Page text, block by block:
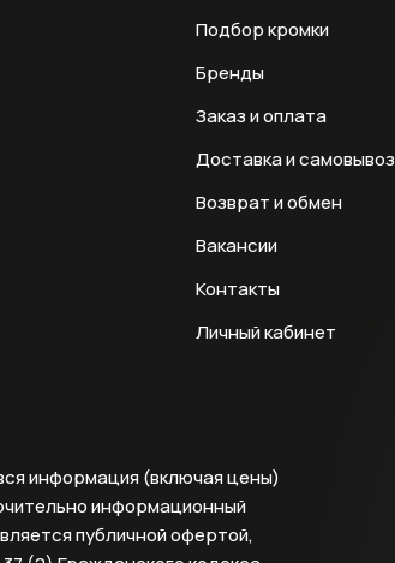
Подбор кромки
Бренды
Заказ и оплата
Доставка и самовывоз
Возврат и обмен
Вакансии
Контакты
Личный кабинет
информация (включая цены)
информационный
публичной офертой,